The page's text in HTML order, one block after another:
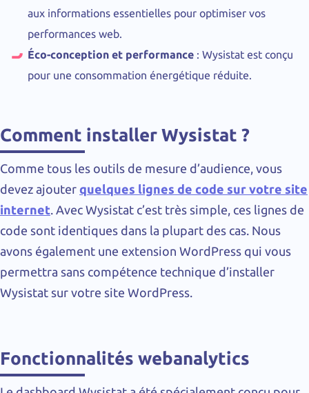
aux informations essentielles pour optimiser vos
performances web.
Éco-conception et performance : Wysistat est conçu
pour une consommation énergétique réduite.
Comment installer Wysistat ?
Comme tous les outils de mesure d’audience, vous
devez ajouter quelques lignes de code sur votre site
internet. Avec Wysistat c’est très simple, ces lignes de
code sont identiques dans la plupart des cas. Nous
avons également une extension WordPress qui vous
permettra sans compétence technique d’installer
Wysistat sur votre site WordPress.
Fonctionnalités webanalytics